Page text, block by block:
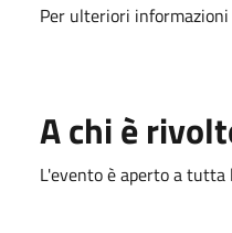
Per ulteriori
A chi è
L'evento è aperto a